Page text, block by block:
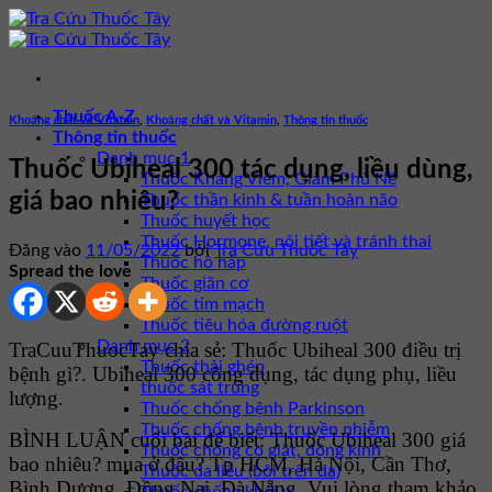
Bỏ
qua
dung
Thuốc A-Z
Thông tin thuốc
Danh mục 1
Thuốc Kháng Viêm, Giảm Phù Nề
Thuốc thần kinh & tuần hoàn não
Thuốc huyết học
Thuốc Hormone, nội tiết và tránh thai
Thuốc hô hấp
Thuốc giãn cơ
Thuốc tim mạch
Thuốc tiêu hóa đường ruột
Danh mục 2
Thuốc thải ghép
thuốc sát trùng
Thuốc chống bệnh Parkinson
Thuốc chống bệnh truyền nhiễm
Thuốc chống co giật, động kinh
Thuốc da liễu (bôi trên da)
Khoáng chất và Vitamin Khoáng chất và Vitamin Thông tin thuốc
Thuốc Ubiheal 300 tác dụng, liều dùng,
giá bao nhiêu?
Đăng vào 11/05/2022 bởiTra Cứu Thuốc Tây
Spread the love
TraCuuThuocTay chia sẻ: Thuốc Ubiheal 300 điều trị
bệnh gì?. Ubiheal 300 công dụng, tác dụng phụ, liều
lượng.
BÌNH LUẬN cuối bài để biết: Thuốc Ubiheal 300 giá
bao nhiêu? mua ở đâu? Tp HCM, Hà Nội, Cần Thơ,